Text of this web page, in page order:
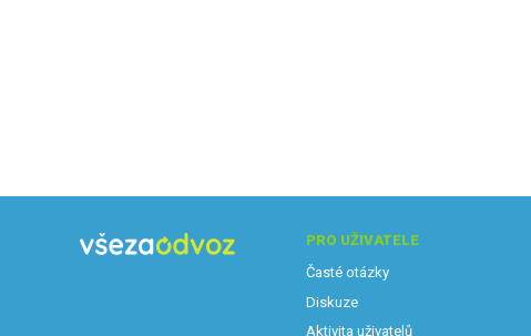
PRO UŽIVATELE
Časté otázky
Diskuze
Aktivita uživatelů